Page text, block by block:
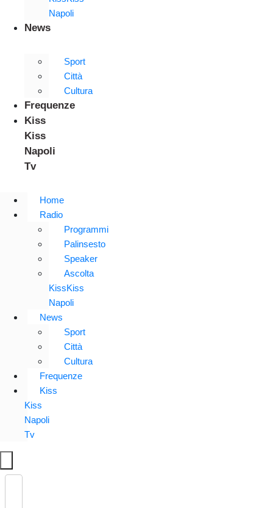
Napoli
News
Sport
Città
Cultura
Frequenze
Kiss
Kiss
Napoli
Tv
Home
Radio
Programmi
Palinsesto
Speaker
Ascolta
KissKiss
Napoli
News
Sport
Città
Cultura
Frequenze
Kiss
Kiss
Napoli
Tv